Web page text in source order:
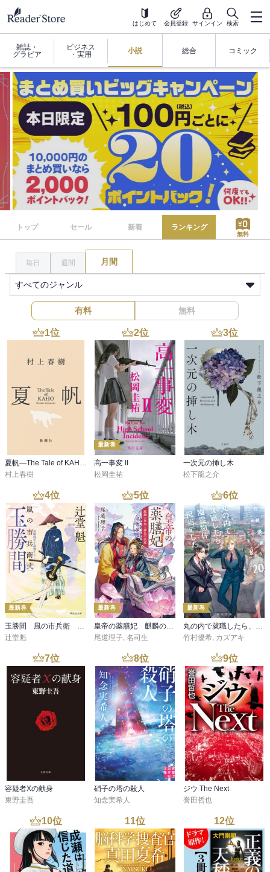
はじめて 会員登録 サインイン 検索
雑誌・
グラビア
ビジネス
・実用
小説 総合 コミック
トップ セール 新着 ランキング
無料
毎日 週間 月間
すべてのジャンル
有料 無料
1位
夏帆―The Tale of KAHO―
村上春樹
2位
最新巻
高一事変 II
松岡圭祐
3位
一次元の挿し木
松下龍之介
4位
最新巻
玉勝間 風の市兵衛 弐［36］
辻堂魁
5位
最新巻
皇帝の薬膳妃 麒麟の祝福と緋色の決意
尾道理子, 名司生
6位
最新巻
丸の内で就職したら、幽霊物件担当でした。２０
竹村優希, カズアキ
7位
容疑者Xの献身
東野圭吾
8位
硝子の塔の殺人
知念実希人
9位
ジウ The Next
誉田哲也
10位 11位 12位